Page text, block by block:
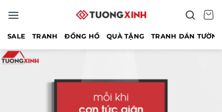
qua
SALE TRANH ĐỒNG HỒ QUÀ TẶNG TRANH DÁN